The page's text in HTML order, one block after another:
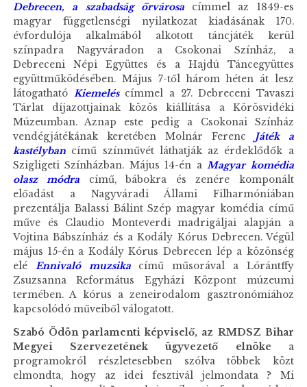
Debrecen, a szabadság őrvárosa
címmel az 1849-es
magyar függetlenségi nyilatkozat kiadásának 170.
évfordulója alkalmából alkotott táncjáték kerül
színpadra Nagyváradon a Csokonai Színház, a
Debreceni Népi Együttes és a Hajdú Táncegyüttes
együttműködésében. Május 7-től három héten át lesz
látogatható Kiemelés címmel a 27. Debreceni Tavaszi
Tárlat díjazottjainak közös kiállítása a Körösvidéki
Múzeumban. Aznap este pedig a Csokonai Színház
vendégjátékának keretében Molnár Ferenc Játék a
kastélyban című színművét láthatják az érdeklődők a
Szigligeti Színházban. Május 14-én aMagyar komédia
olasz módra című, bábokra és zenére komponált
előadást a Nagyváradi Állami Filharmóniában
prezentálja Balassi Bálint Szép magyar komédia című
műve és Claudio Monteverdi madrigáljai alapján a
Vojtina Bábszínház és a Kodály Kórus Debrecen. Végül
május 15-én a Kodály Kórus Debrecen lép a közönség
elé Ennivaló muzsika
című műsorával a Lórántffy
Zsuzsanna Református Egyházi Központ múzeumi
termében. A kórus a zeneirodalom gasztronómiához
kapcsolódó műveiből válogatott.
Szabó Ödön parlamenti képviselő, az RMDSZ Bihar
Megyei Szervezetének ügyvezető elnöke a
programokról részletesebben szólva többek közt
elmondta, hogy az idei fesztivál jelmondata ? Mi